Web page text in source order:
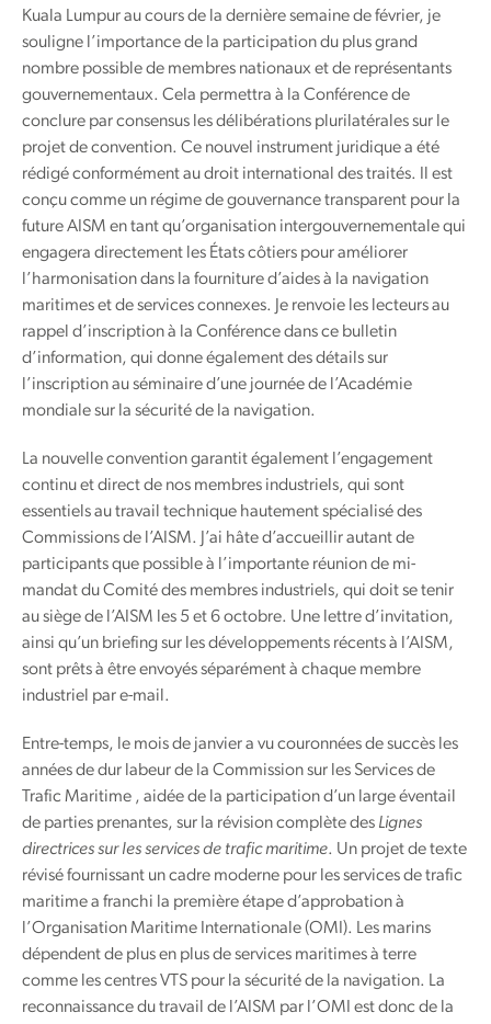
Kuala Lumpur au cours de la dernière semaine de février, je
souligne l’importance de la participation du plus grand
nombre possible de membres nationaux et de représentants
gouvernementaux. Cela permettra à la Conférence de
conclure par consensus les délibérations plurilatérales sur le
projet de convention. Ce nouvel instrument juridique a été
rédigé conformément au droit international des traités. Il est
conçu comme un régime de gouvernance transparent pour la
future AISM en tant qu’organisation intergouvernementale qui
engagera directement les États côtiers pour améliorer
l’harmonisation dans la fourniture d’aides à la navigation
maritimes et de services connexes. Je renvoie les lecteurs au
rappel d’inscription à la Conférence dans ce bulletin
d’information, qui donne également des détails sur
l’inscription au séminaire d’une journée de l’Académie
mondiale sur la sécurité de la navigation.
La nouvelle convention garantit également l’engagement
continu et direct de nos membres industriels, qui sont
essentiels au travail technique hautement spécialisé des
Commissions de l’AISM. J’ai hâte d’accueillir autant de
participants que possible à l’importante réunion de mi-
mandat du Comité des membres industriels, qui doit se tenir
au siège de l’AISM les 5 et 6 octobre. Une lettre d’invitation,
ainsi qu’un briefing sur les développements récents à l’AISM,
sont prêts à être envoyés séparément à chaque membre
industriel par e-mail.
Entre-temps, le mois de janvier a vu couronnées de succès les
années de dur labeur de la Commission sur les Services de
Trafic Maritime , aidée de la participation d’un large éventail
de parties prenantes, sur la révision complète des Lignes
directrices sur les services de trafic maritime. Un projet de texte
révisé fournissant un cadre moderne pour les services de trafic
maritime a franchi la première étape d’approbation à
l’Organisation Maritime Internationale (OMI). Les marins
dépendent de plus en plus de services maritimes à terre
comme les centres VTS pour la sécurité de la navigation. La
reconnaissance du travail de l’AISM par l’OMI est donc de la